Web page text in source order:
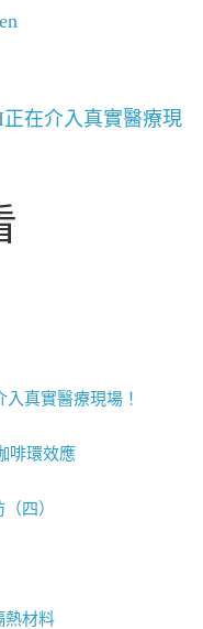
在介入真實醫療現
真實醫療現場！
啡環效應
四）
熱材料